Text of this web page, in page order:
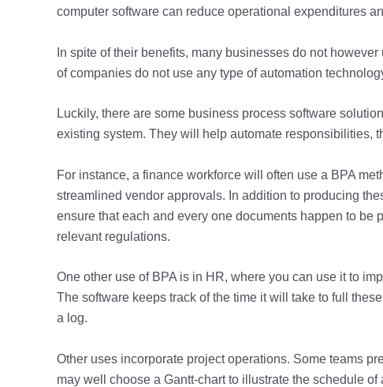
computer software can reduce operational expenditures
In spite of their benefits, many businesses do not
of companies do not use any type of automation
Luckily, there are some business process software
existing system. They will help automate responsibilities,
For instance, a finance workforce will often use a BPA
streamlined vendor approvals. In addition to producing
ensure that each and every one documents happen to be
relevant regulations.
One other use of BPA is in HR, where you can use it to
The software keeps track of the time it will take to full
a log.
Other uses incorporate project operations. Some teams
may well choose a Gantt-chart to illustrate the schedule of